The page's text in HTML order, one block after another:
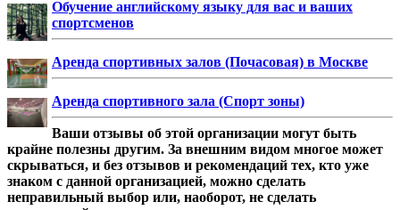
Обучение английскому языку для вас и ваших
спортсменов
Аренда спортивных залов (Почасовая) в Москве
Аренда спортивного зала (Спорт зоны)
Ваши отзывы об этой организации могут быть
крайне полезны другим. За внешним видом многое может
скрываться, и без отзывов и рекомендаций тех, кто уже
знаком с данной организацией, можно сделать
неправильный выбор или, наоборот, не сделать